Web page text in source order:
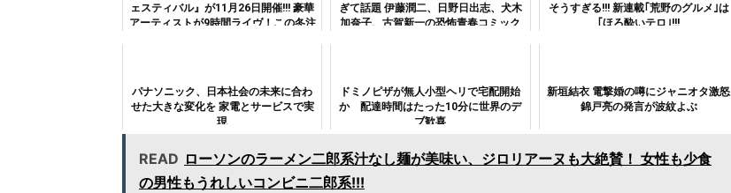
ェスティバル』が11月26日開催!!! 豪華
アーティストが9時間ライヴ！この冬注
ぎて話題 伊藤潤二、日野日出志、犬木
加奈子、古賀新一の恐怖青春コミック
そうすぎる!!! 新連載｢荒野のグルメ｣は
｢ほろ酔いテロ｣!!!
パナソニック、日本社会の未来に合わ
せた大きな変化を 家電とサービスで実
現
ドミノピザが無人小型ヘリで宅配開始
か 配達時間はたった10分に世界のデ
ブ歓喜
新垣結衣 電撃婚の噂にジャニオタ激怒
錦戸亮の発言が波紋よぶ
READ ローソンのラーメン二郎系汁なし麺が美味い、ジロリアーヌも大絶賛！ 女性も少食
の男性もうれしいコンビニ二郎系!!!